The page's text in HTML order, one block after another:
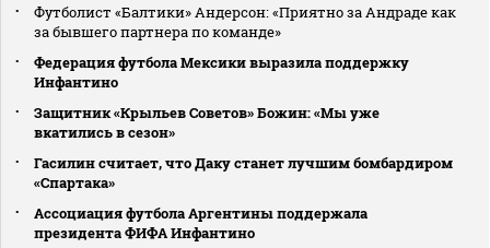
Футболист «Балтики» Андерсон: «Приятно за Андраде как
за бывшего партнера по команде»
Федерация футбола Мексики выразила поддержку
Инфантино
Защитник «Крыльев Советов» Божин: «Мы уже
вкатились в сезон»
Гасилин считает, что Даку станет лучшим бомбардиром
«Спартака»
Ассоциация футбола Аргентины поддержала
президента ФИФА Инфантино